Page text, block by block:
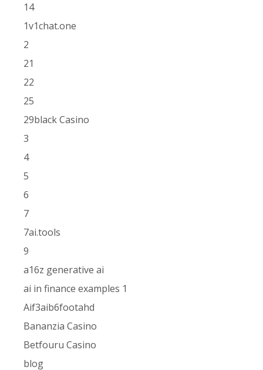
14
1v1chat.one
2
21
22
25
29black Casino
3
4
5
6
7
7ai.tools
9
a16z generative ai
ai in finance examples 1
Aif3aib6footahd
Bananzia Casino
Betfouru Casino
blog